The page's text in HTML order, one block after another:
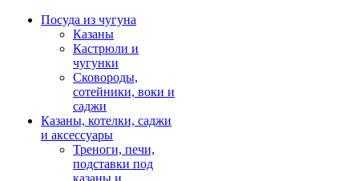
Посуда из чугуна
Казаны
Кастрюли и
чугунки
Сковороды,
сотейники, воки и
саджи
Казаны, котелки, саджи
и аксессуары
Треноги, печи,
подставки под
казаны и